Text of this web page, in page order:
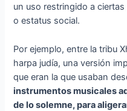
un uso restringido a
o estatus social.
Por ejemplo, entre la tribu
harpa judía, una versión
que eran la que usaban
instrumentos musicales
de lo solemne, para